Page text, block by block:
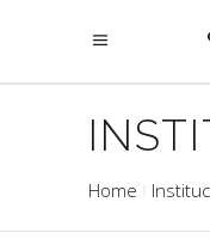
Home